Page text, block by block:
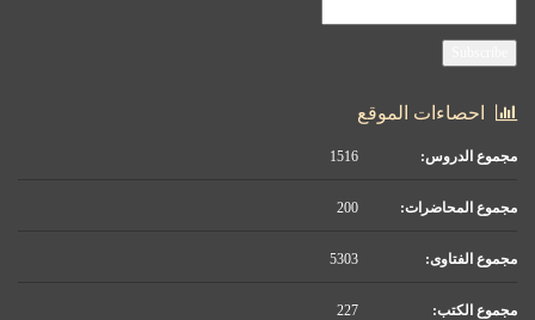
احصاءات الموقع
مجموع الدروس:
مجموع المحاضرات:
مجموع الفتاوى:
مجموع الكتب: